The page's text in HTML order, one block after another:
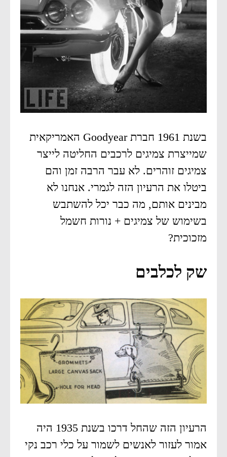
בשנת 1961 חברת Goodyear האמריקאית
שמייצרת צמיגים לרכבים החליטה לייצר
צמיגים זוהרים. לא עבר הרבה זמן והם
ביטלו את הרעיון הזה לגמרי. אנחנו לא
מבינים אותם, מה כבר יכל להשתבש
בשימוש של צמיגים + נורות חשמל
מזכוכית?
שק לכלבים
הרעיון הזה שהחל דרכו בשנת 1935 היה
אמור לעזור לאנשים לשמור על כלי רכב נקי